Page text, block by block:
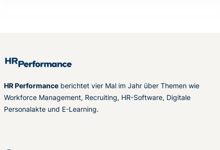
HR Performance berichtet vier Mal im Jahr über Themen wie
Workforce Management, Recruiting, HR-Software, Digitale
Personalakte und E-Learning.